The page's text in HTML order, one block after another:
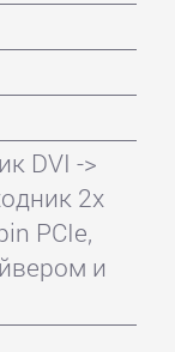
DVI ->
2x
PCIe,
и